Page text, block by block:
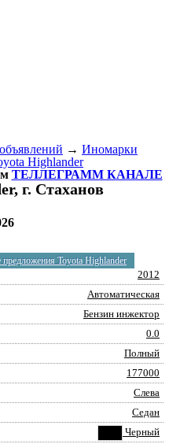
→ Иномарки
Highlander
ТЕЛЛЕГРАММ КАНАЛЕ
г. Стаханов
предложения Toyota Highlander
2012
Автоматическая
Бензин инжектор
0.0
Полный
177000
Слева
Седан
Черный